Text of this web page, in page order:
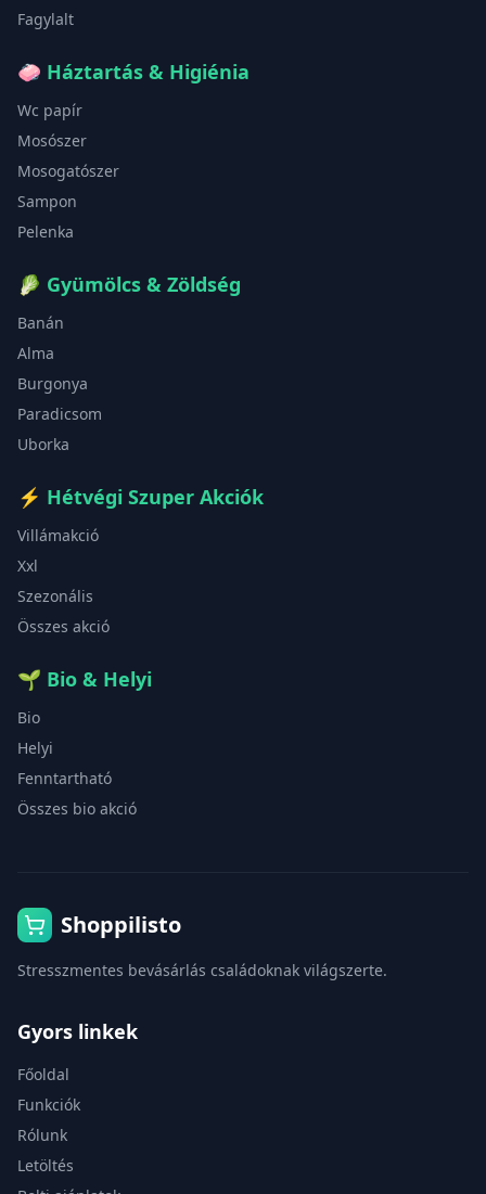
Fagylalt
🧼 Háztartás & Higiénia
Wc papír
Mosószer
Mosogatószer
Sampon
Pelenka
🥬 Gyümölcs & Zöldség
Banán
Alma
Burgonya
Paradicsom
Uborka
⚡ Hétvégi Szuper Akciók
Villámakció
Xxl
Szezonális
Összes akció
🌱 Bio & Helyi
Bio
Helyi
Fenntartható
Összes bio akció
Shoppilisto
Stresszmentes bevásárlás családoknak világszerte.
Gyors linkek
Főoldal
Funkciók
Rólunk
Letöltés